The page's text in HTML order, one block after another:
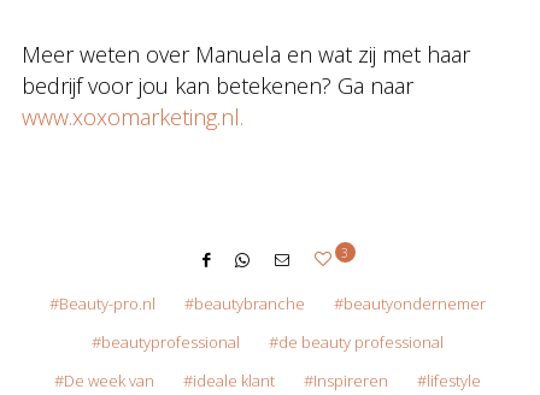
Meer weten over Manuela en wat zij met haar
bedrijf voor jou kan betekenen? Ga naar
www.xoxomarketing.nl.
3
Beauty-pro.nl beautybranche
beautyondernemer
beautyprofessional
de beauty professional
De week van
ideale klant Inspireren
lifestyle